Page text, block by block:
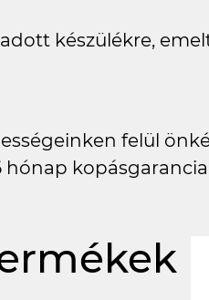
készülékre,
felül
hónap